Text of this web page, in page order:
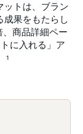
ットは、ブラン
成果をもたらし
商品詳細ペー
に入れる」ア
1